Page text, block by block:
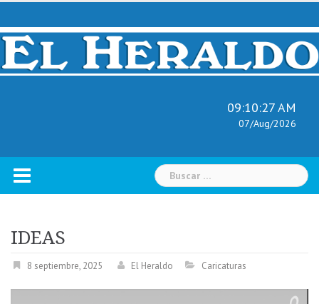
Skip
content
09:10:28 AM
07/Aug/2026
Buscar:
IDEAS
8 septiembre, 2025 El Heraldo Caricaturas